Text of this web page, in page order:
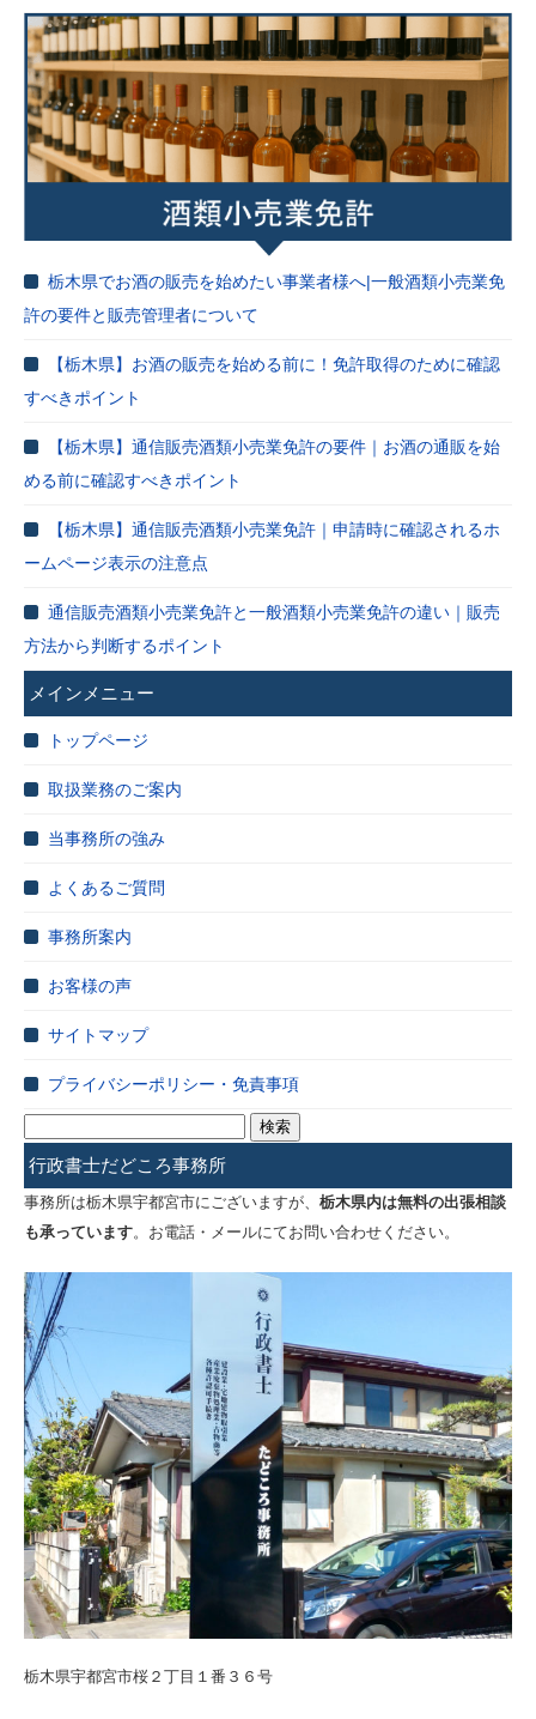
栃木県でお酒の販売を始めたい事業者様へ|一般酒類小売業免
許の要件と販売管理者について
【栃木県】お酒の販売を始める前に！免許取得のために確認
すべきポイント
【栃木県】通信販売酒類小売業免許の要件｜お酒の通販を始
める前に確認すべきポイント
【栃木県】通信販売酒類小売業免許｜申請時に確認されるホ
ームページ表示の注意点
通信販売酒類小売業免許と一般酒類小売業免許の違い｜販売
方法から判断するポイント
メインメニュー
トップページ
取扱業務のご案内
当事務所の強み
よくあるご質問
事務所案内
お客様の声
サイトマップ
プライバシーポリシー・免責事項
索:
行政書士だどころ事務所
事務所は栃木県宇都宮市にございますが、 栃木県内は無料の出張相談
も承っています。お電話・メールにてお問い合わせください。
栃木県宇都宮市桜２丁目１番３６号